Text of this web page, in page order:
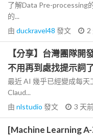
了解Data Pre-processing
的...
由 duckravel48 發文 2
【分享】台灣團隊
不用再到處找提示詞
最近 AI 幾乎已經變成每天
Claud...
由 nlstudio 發文 3 天
[Machine Learning